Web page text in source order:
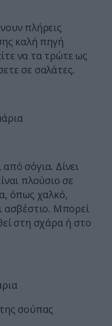
πλήρεις
καλή πηγή
να τα τρώτε ως
σε σαλάτες.
σόγια. Δίνει
πλούσιο σε
όπως χαλκό,
ασβέστιο. Μπορεί
στη σχάρα ή στο
σούπας